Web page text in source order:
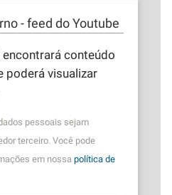
- feed do Youtube
encontrará conteúdo
poderá visualizar
pessoais sejam
terceiro. Você pode
em nossa política de